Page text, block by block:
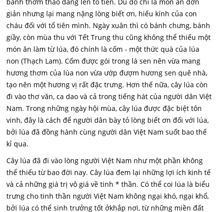
giản nhưng lại mang nặng lòng biết ơn, hiếu kính của con
cháu đối với tổ tiên mình. Ngày xuân thì có bánh chưng, bánh
giầy, còn mùa thu với Tết Trung thu cũng không thể thiếu một
món ăn làm từ lúa, đó chính là cốm - một thức quà của lúa
non (Thạch Lam). Cốm được gói trong lá sen nên vừa mang
hương thơm của lúa non vừa ướp đượm hương sen quê nhà,
tạo nên một hương vị rất đặc trưng. Hơn thế nữa, cây lúa còn
đi vào thơ văn, ca dao và cả trong tiếng hát của người dân Việt
Nam. Trong những ngày hội mùa, cây lúa được đặc biệt tôn
vinh, đây là cách để người dân bày tỏ lòng biết ơn đối với lúa,
bởi lúa đã đồng hành cùng người dân Việt Nam suốt bao thế
kỉ qua.
Cây lúa đã đi vào lòng người Việt Nam như một phần không
thể thiếu từ bao đời nay. Cây lúa đem lại những lợi ích kinh tế
và cả những giá trị vô giá về tinh * thần. Có thể coi lúa là biểu
trưng cho tinh thần người Việt Nam không ngại khó, ngại khổ,
bởi lúa có thể sinh trưởng tốt ởkhắp nơi, từ những miền đất